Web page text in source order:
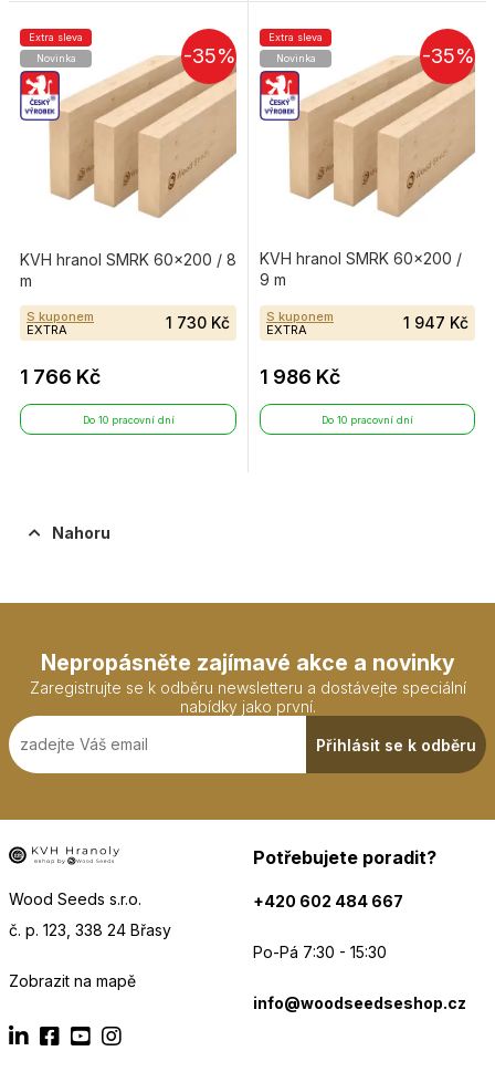
-35%
Extra sleva
Novinka
KVH hranol SMRK 60×200 / 8
m
S kuponem
EXTRA
1 730 Kč
1 766 Kč
Do 10 pracovní dní
-35%
Extra sleva
Novinka
KVH hranol SMRK 60×200 /
9 m
S kuponem
EXTRA
1 947 Kč
1 986 Kč
Do 10 pracovní dní
Nahoru
Nepropásněte zajímavé akce a novinky
Zaregistrujte se k odběru newsletteru a dostávejte speciální
nabídky jako první.
Přihlásit se k odběru
Wood Seeds s.r.o.
č. p. 123, 338 24 Břasy
Zobrazit na mapě
Potřebujete poradit?
+420 602 484 667
Po-Pá 7:30 - 15:30
info@woodseedseshop.cz